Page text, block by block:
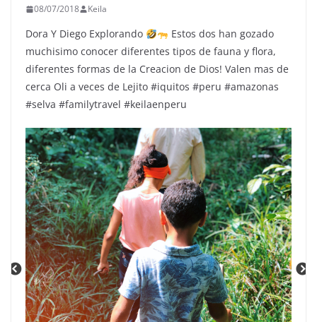
08/07/2018 Keila
Dora Y Diego Explorando
Estos dos han gozado
muchisimo conocer diferentes tipos de fauna y flora,
diferentes formas de la Creacion de Dios! Valen mas de
cerca Oli a veces de Lejito #iquitos #peru #amazonas
#selva #familytravel #keilaenperu